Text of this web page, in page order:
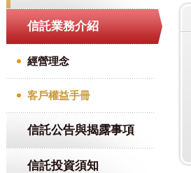
信託業務介紹
經營理念
客戶權益手冊
信託公告與揭露事項
信託投資須知